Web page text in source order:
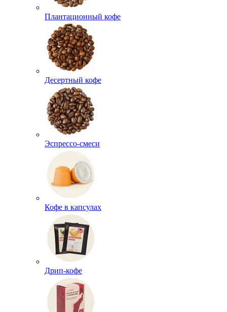
Плантационный кофе
Десертный кофе
Эспрессо-смеси
Кофе в капсулах
Дрип-кофе